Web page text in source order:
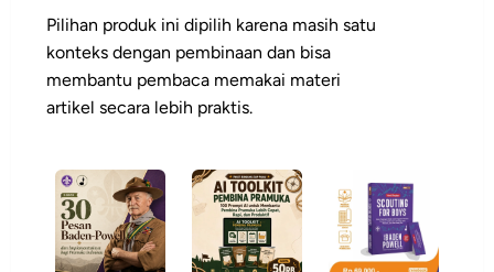
Pilihan produk ini dipilih karena masih satu
konteks dengan pembinaan dan bisa
membantu pembaca memakai materi
artikel secara lebih praktis.